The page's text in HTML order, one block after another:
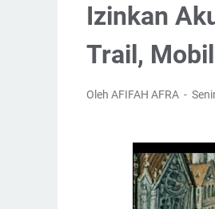
Izinkan
Trail,
Oleh AFIFAH AFRA